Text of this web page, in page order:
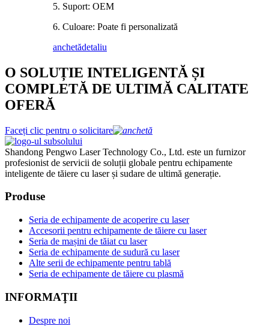
5. Suport: OEM
6. Culoare: Poate fi personalizată
anchetădetaliu
O SOLUȚIE INTELIGENTĂ ȘI
COMPLETĂ DE ULTIMĂ CALITATE
OFERĂ
Faceți clic pentru o solicitare
Shandong Pengwo Laser Technology Co., Ltd. este un furnizor
profesionist de servicii de soluții globale pentru echipamente
inteligente de tăiere cu laser și sudare de ultimă generație.
Produse
Seria de echipamente de acoperire cu laser
Accesorii pentru echipamente de tăiere cu laser
Seria de mașini de tăiat cu laser
Seria de echipamente de sudură cu laser
Alte serii de echipamente pentru tablă
Seria de echipamente de tăiere cu plasmă
INFORMAŢII
Despre noi